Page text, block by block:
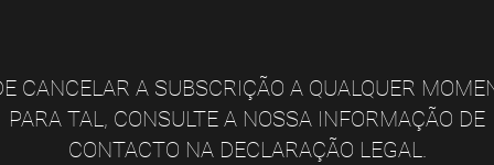
CANCELAR A SUBSCRIÇÃO A QUALQUER
PARA TAL, CONSULTE A NOSSA INFORMAÇÃO DE
CONTACTO NA DECLARAÇÃO LEGAL.